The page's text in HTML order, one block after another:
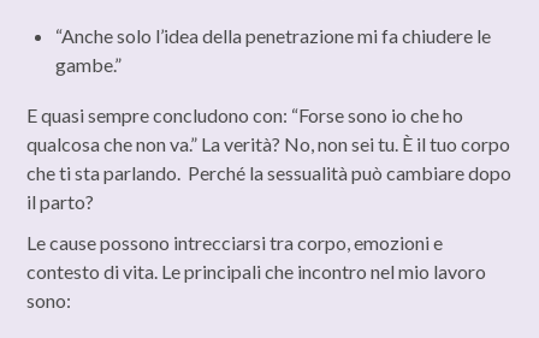
“Anche solo l’idea della penetrazione mi fa chiudere le
gambe.”
E quasi sempre concludono con: “Forse sono io che ho
qualcosa che non va.” La verità? No, non sei tu. È il tuo corpo
che ti sta parlando. Perché la sessualità può cambiare dopo
il parto?
Le cause possono intrecciarsi tra corpo, emozioni e
contesto di vita. Le principali che incontro nel mio lavoro
sono: